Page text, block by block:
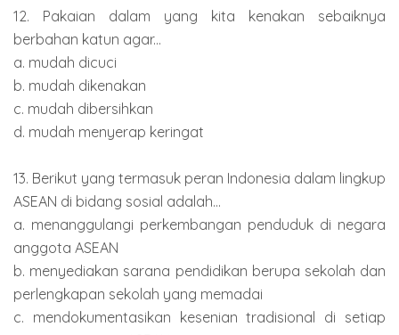
12. Pakaian dalam yang kita kenakan sebaiknya
berbahan katun agar...
a. mudah dicuci
b. mudah dikenakan
c. mudah dibersihkan
d. mudah menyerap keringat
13. Berikut yang termasuk peran Indonesia dalam lingkup
ASEAN di bidang sosial adalah...
a. menanggulangi perkembangan penduduk di negara
anggota ASEAN
b. menyediakan sarana pendidikan berupa sekolah dan
perlengkapan sekolah yang memadai
c. mendokumentasikan kesenian tradisional di setiap